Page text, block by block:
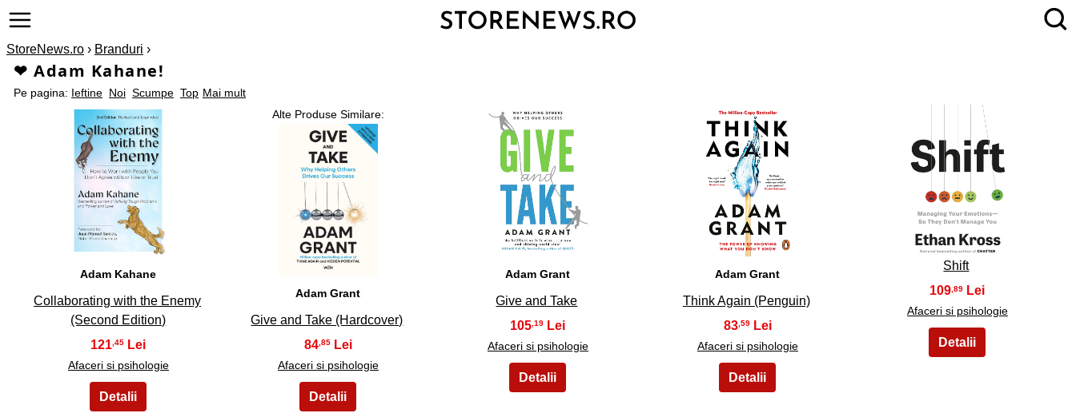
StoreNews.ro › Branduri ›
❤ Adam Kahane!
Mai mult
Pe pagina: Ieftine Noi Scumpe Top
1
Adam Kahane
Collaborating with the Enemy
(Second Edition)
121,45
Afaceri si psihologie
Alte Produse Similare:
Adam Grant
Give and Take (Hardcover)
84,85
Afaceri si psihologie
3
Adam Grant
Give and Take
105,19
Afaceri si psihologie
4
Adam Grant
Think Again (Penguin)
83,59
Afaceri si psihologie
5
Shift
109 ,89
Afaceri si psihologie